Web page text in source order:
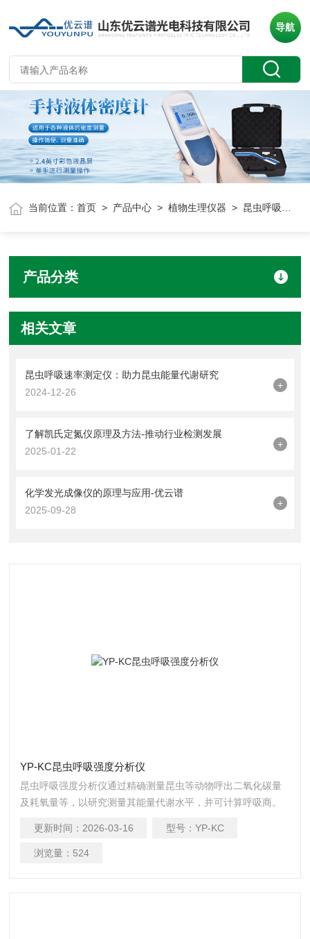
导航
当前位置：首页 > 产品中心 >植物生理仪器 > 昆虫呼吸速率测定仪
产品分类
相关文章
昆虫呼吸速率测定仪：助力昆虫能量代谢研究
2024-12-26
+
了解凯氏定氮仪原理及方法-推动行业检测发展
2025-01-22
+
化学发光成像仪的原理与应用-优云谱
2025-09-28
+
YP-KC昆虫呼吸强度分析仪
昆虫呼吸强度分析仪通过精确测量昆虫等动物呼出二氧化碳量
及耗氧量等，以研究测量其能量代谢水平，并可计算呼吸商。
更新时间： 2026-03-16 型号： YP-KC
浏览量： 524